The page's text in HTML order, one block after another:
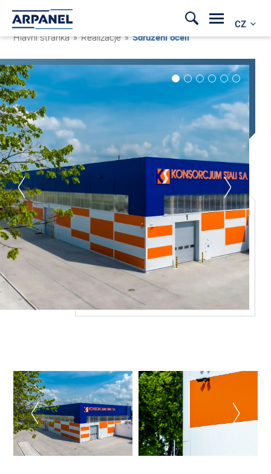
CZ
Hlavní stránka » Realizacje »Sdružení oceli